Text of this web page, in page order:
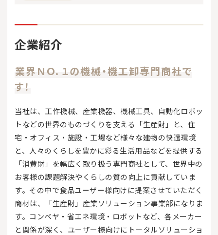
企業紹介
業界ＮＯ．１の機械・機工卸専門商社で
す！
当社は、工作機械、産業機器、機械工具、自動化ロボッ
トなどの世界のものづくりを支える「生産財」と、住
宅・オフィス・施設・工場など様々な建物の快適環境
と、人々のくらしを豊かに彩る生活用品などを提供する
「消費財」を幅広く取り扱う専門商社として、世界中の
お客様の課題解決やくらしの質の向上に貢献していま
す。その中で食品ユーザー様向けに提案させていただく
商材は、「生産財」産業ソリューション事業部になりま
す。コンベヤ・省エネ環境・ロボットなど、各メーカー
と関係が深く、ユーザー様向けにトータルソリューショ